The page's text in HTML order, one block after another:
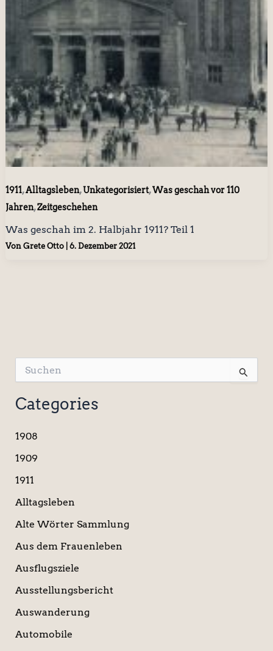
1911,Alltagsleben,Unkategorisiert,Was geschah vor 110
Jahren,Zeitgeschehen
Was geschah im 2. Halbjahr 1911? Teil 1
Von Grete Otto 6. Dezember 2021
u
c
h
n
a
h
Categories
1908
1909
1911
Alltagsleben
Alte Wörter Sammlung
Aus dem Frauenleben
Ausflugsziele
Ausstellungsbericht
Auswanderung
Automobile